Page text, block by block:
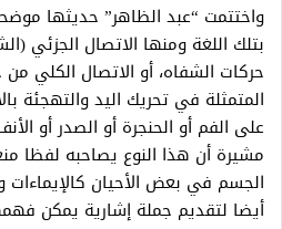
واختتمت “عبد الظاهر” حديثها
بتلك اللغة ومنها الاتصال الجزئي
حركات الشفاه، أو الاتصال الكلي من
المتمثلة في تحريك اليد والتهجئة
على الفم أو الحنجرة أو الصدر أو
مشيرة أن هذا النوع يصاحبه لفظا
الجسم في بعض الأحيان كالإيماءات
أيضا لتقديم جملة إشارية يمكن